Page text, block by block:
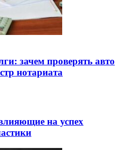
зачем проверять авто
нотариата
на успех